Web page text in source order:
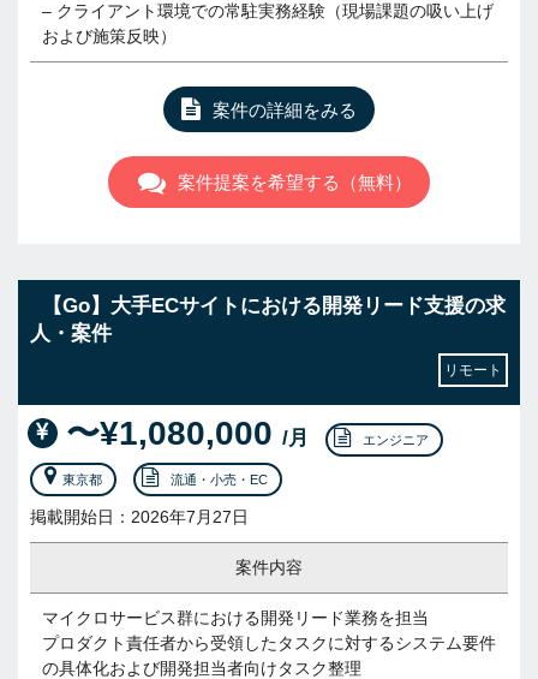
– クライアント環境での常駐実務経験（現場課題の吸い上げ
および施策反映）
案件の詳細をみる
案件提案を希望する（無料）
【Go】大手ECサイトにおける開発リード支援の求
人・案件
リモート
〜¥1,080,000 /月 エンジニア
東京都 流通・小売・EC
掲載開始日：2026年7月27日
案件内容
マイクロサービス群における開発リード業務を担当
プロダクト責任者から受領したタスクに対するシステム要件
の具体化および開発担当者向けタスク整理